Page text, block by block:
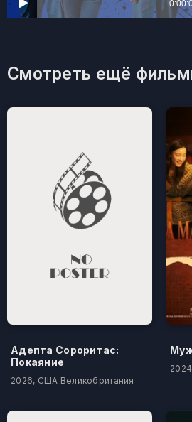
Смотреть ещё
Адепта Сороритас:
Покаяние
2026, США Великобритания